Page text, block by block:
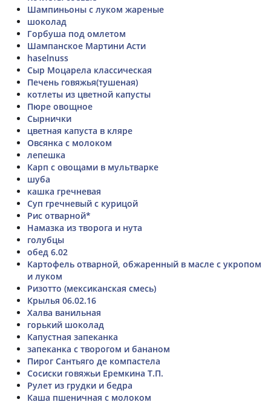
Шампиньоны с луком жареные
шоколад
Горбуша под омлетом
Шампанское Мартини Асти
haselnuss
Сыр Моцарела классическая
Печень говяжья(тушеная)
котлеты из цветной капусты
Пюре овощное
Сырнички
цветная капуста в кляре
Овсянка с молоком
лепешка
Карп с овощами в мультварке
шуба
кашка гречневая
Суп гречневый с курицой
Рис отварной*
Намазка из творога и нута
голубцы
обед 6.02
Картофель отварной, обжаренный в масле с укропом
и луком
Ризотто (мексиканская смесь)
Крылья 06.02.16
Халва ванильная
горький шоколад
Капустная запеканка
запеканка с творогом и бананом
Пирог Сантьяго де компастела
Сосиски говяжьи Еремкина Т.П.
Рулет из грудки и бедра
Каша пшеничная с молоком